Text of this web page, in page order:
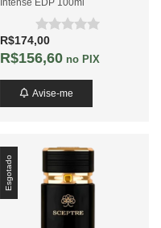
Intense EDP 100ml
R$174,00
R$156,60no PIX
Avise-me
Esgotado